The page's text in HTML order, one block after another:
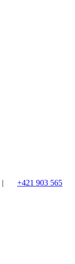
|
+421 903 565